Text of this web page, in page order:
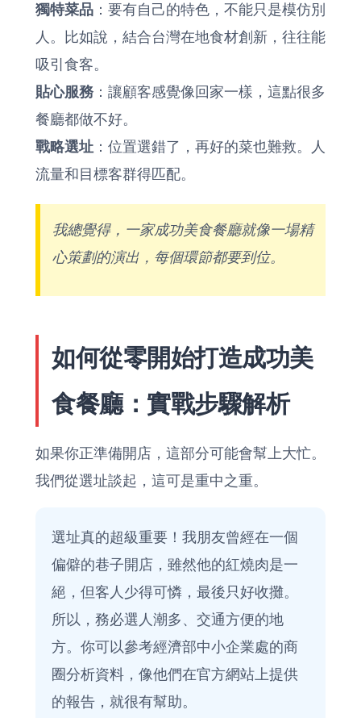
獨特菜品 ：要有自己的特色，不能只是模仿別
人。比如說，結合台灣在地食材創新，往往能
吸引食客。
貼心服務 ：讓顧客感覺像回家一樣，這點很多
餐廳都做不好。
戰略選址 ：位置選錯了，再好的菜也難救。人
流量和目標客群得匹配。
我總覺得，一家成功美食餐廳就像一場精
心策劃的演出，每個環節都要到位。
如何從零開始打造成功美
食餐廳：實戰步驟解析
如果你正準備開店，這部分可能會幫上大忙。
我們從選址談起，這可是重中之重。
選址真的超級重要！我朋友曾經在一個
偏僻的巷子開店，雖然他的紅燒肉是一
絕，但客人少得可憐，最後只好收攤。
所以，務必選人潮多、交通方便的地
方。你可以參考經濟部中小企業處的商
圈分析資料，像他們在官方網站 上提供
的報告，就很有幫助。